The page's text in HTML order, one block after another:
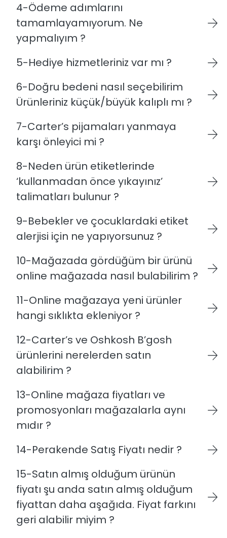
4-Ödeme adımlarını
tamamlayamıyorum. Ne
yapmalıyım ?
5-Hediye hizmetleriniz var mı ?
6-Doğru bedeni nasıl seçebilirim
Ürünleriniz küçük/büyük kalıplı mı ?
7-Carter’s pijamaları yanmaya
karşı önleyici mi ?
8-Neden ürün etiketlerinde
‘kullanmadan önce yıkayınız’
talimatları bulunur ?
9-Bebekler ve çocuklardaki etiket
alerjisi için ne yapıyorsunuz ?
10-Mağazada gördüğüm bir ürünü
online mağazada nasıl bulabilirim ?
11-Online mağazaya yeni ürünler
hangi sıklıkta ekleniyor ?
12-Carter’s ve Oshkosh B’gosh
ürünlerini nerelerden satın
alabilirim ?
13-Online mağaza fiyatları ve
promosyonları mağazalarla aynı
mıdır ?
14-Perakende Satış Fiyatı nedir ?
15-Satın almış olduğum ürünün
fiyatı şu anda satın almış olduğum
fiyattan daha aşağıda. Fiyat farkını
geri alabilir miyim ?